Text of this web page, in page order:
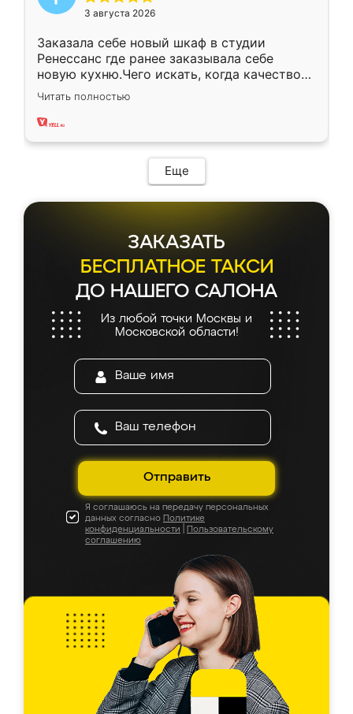
3 августа 2026
Заказала себе новый шкаф в студии
Ренессанс где ранее заказывала себе
новую кухню.Чего искать, когда качеством
вполне довольна. Служит кухня уже почти
два года, нареканий нет.
Читать полностью
Еще
ЗАКАЗАТЬ
БЕСПЛАТНОЕ ТАКСИ
ДО НАШЕГО САЛОНА
Из любой точки Москвы и
Московской области!
Отправить
Я соглашаюсь на передачу персональных
данных согласно Политике
конфиденциальности
Пользовательскому
соглашению